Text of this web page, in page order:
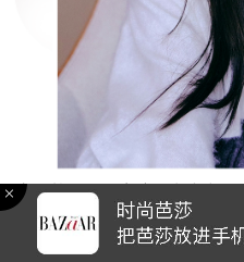
这是基于鼻翼宽度的判断与
子看起来就越大，反之鼻翼
妆的重点要放在眼尾哦！